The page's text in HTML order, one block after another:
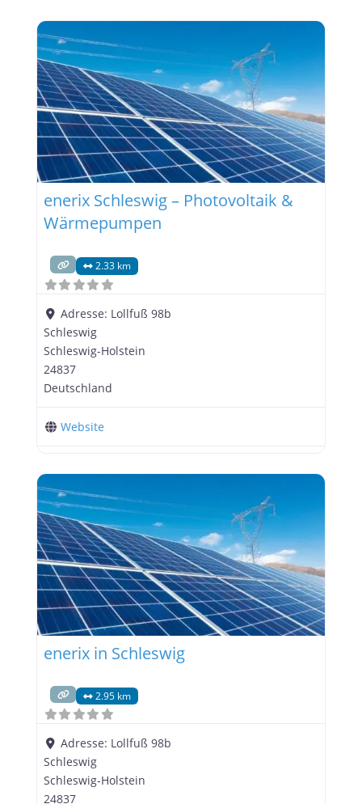
enerix Schleswig – Photovoltaik &
Wärmepumpen
2.33 km
Adresse: Lollfuß 98b
Schleswig
Schleswig-Holstein
24837
Deutschland
Website
enerix in Schleswig
2.95 km
Adresse: Lollfuß 98b
Schleswig
Schleswig-Holstein
24837